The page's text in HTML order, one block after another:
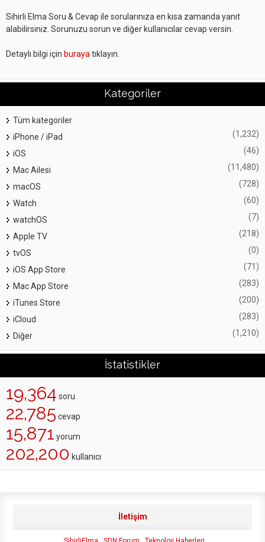
Sihirli Elma Soru & Cevap ile sorularınıza en kısa zamanda yanıt
alabilirsiniz. Sorunuzu sorun ve diğer kullanıcılar cevap versin.
Detaylı bilgi için buraya tıklayın.
Kategoriler
Tüm kategoriler
iPhone / iPad
(1,232)
iOS (46)
Mac Ailesi (11,480)
macOS (728)
Watch (60)
watchOS (7)
Apple TV (218)
tvOS (0)
iOS App Store (71)
Mac App Store (283)
iTunes Store (200)
iCloud (283)
Diğer (1,210)
İstatistikler
19,364 soru
22,785 cevap
15,871 yorum
202,200 kullanıcı
İletişim